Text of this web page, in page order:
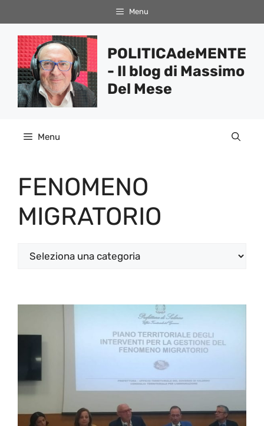
al
contenuto
Menu
POLITICAdeMENTE
- Il blog di Massimo
Del Mese
Menu
FENOMENO
MIGRATORIO
Categorie